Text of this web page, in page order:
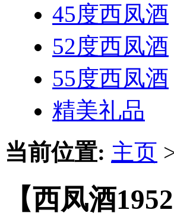
45度西凤酒
52度西凤酒
55度西凤酒
精美礼品
当前位置: 主页
【西凤酒